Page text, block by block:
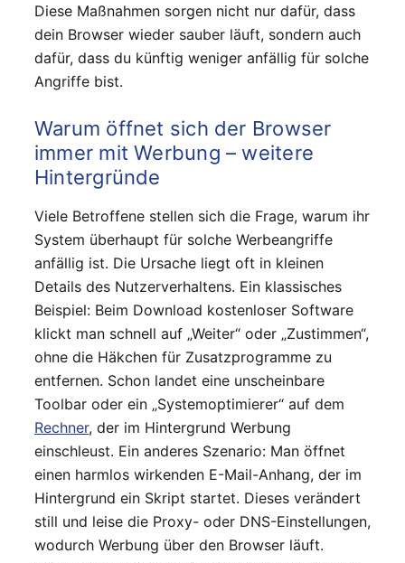
Diese Maßnahmen sorgen nicht nur dafür, dass
dein Browser wieder sauber läuft, sondern auch
dafür, dass du künftig weniger anfällig für solche
Angriffe bist.
Warum öffnet sich der Browser
immer mit Werbung – weitere
Hintergründe
Viele Betroffene stellen sich die Frage, warum ihr
System überhaupt für solche Werbeangriffe
anfällig ist. Die Ursache liegt oft in kleinen
Details des Nutzerverhaltens. Ein klassisches
Beispiel: Beim Download kostenloser Software
klickt man schnell auf „Weiter“ oder „Zustimmen“,
ohne die Häkchen für Zusatzprogramme zu
entfernen. Schon landet eine unscheinbare
Toolbar oder ein „Systemoptimierer“ auf dem
Rechner, der im Hintergrund Werbung
einschleust. Ein anderes Szenario: Man öffnet
einen harmlos wirkenden E-Mail-Anhang, der im
Hintergrund ein Skript startet. Dieses verändert
still und leise die Proxy- oder DNS-Einstellungen,
wodurch Werbung über den Browser läuft.